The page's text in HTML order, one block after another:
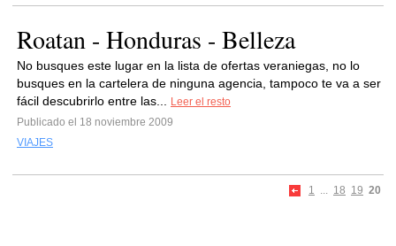
Roatan - Honduras - Belleza
No busques este lugar en la lista de ofertas veraniegas, no lo
busques en la cartelera de ninguna agencia, tampoco te va a ser
fácil descubrirlo entre las...
Leer el resto
Publicado el 18 noviembre 2009
VIAJES
1 ... 18 19 20